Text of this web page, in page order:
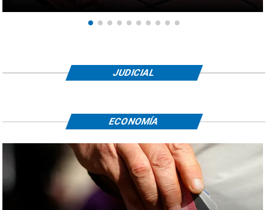
JUDICIAL
ECONOMÍA